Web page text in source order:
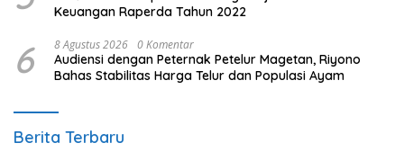
Keuangan Raperda Tahun 2022
6 8 Agustus 2026 0 Komentar
Audiensi dengan Peternak Petelur Magetan, Riyono
Bahas Stabilitas Harga Telur dan Populasi Ayam
Berita Terbaru